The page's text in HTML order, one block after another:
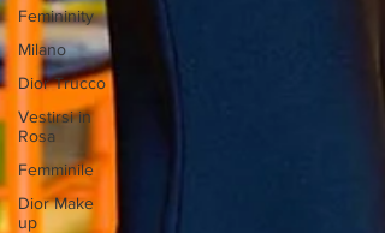
Femininity
Milano
Dior Trucco
Vestirsi in
Rosa
Femminile
Dior Make
up